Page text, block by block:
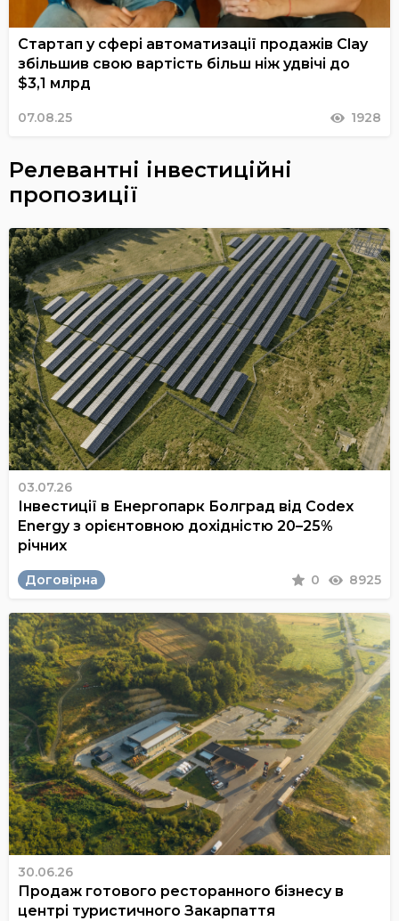
Стартап у сфері автоматизації продажів Clay
збільшив свою вартість більш ніж удвічі до
$3,1 млрд
07.08.25 1928
Релевантні інвестиційні
пропозиції
03.07.26
Інвестиції в Енергопарк Болград від Codex
Energy з орієнтовною дохідністю 20–25%
річних
Договірна 0 8925
30.06.26
Продаж готового ресторанного бізнесу в
центрі туристичного Закарпаття